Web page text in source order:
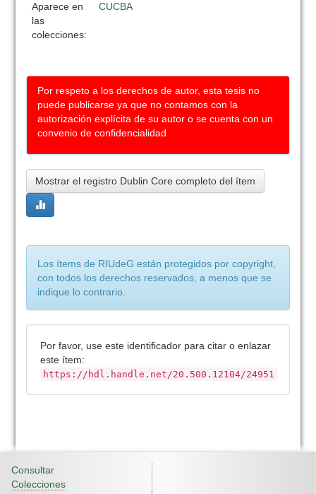
Aparece en
las
colecciones:
CUCBA
Por respeto a los derechos de autor, esta tesis no
puede publicarse ya que no contamos con la
autorización explícita de su autor o se cuenta con un
convenio de confidencialidad
Mostrar el registro Dublin Core completo del ítem
Los ítems de RIUdeG están protegidos por copyright,
con todos los derechos reservados, a menos que se
indique lo contrario.
Por favor, use este identificador para citar o enlazar
este ítem:
https://hdl.handle.net/20.500.12104/24951
Consultar
Colecciones